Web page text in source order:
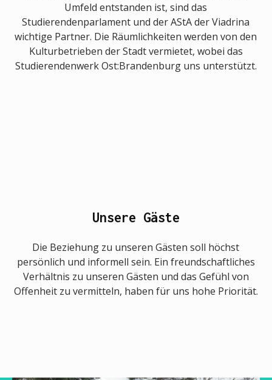
Umfeld entstanden ist, sind das
Studierendenparlament und der AStA der Viadrina
wichtige Partner. Die Räumlichkeiten werden von den
Kulturbetrieben der Stadt vermietet, wobei das
Studierendenwerk Ost:Brandenburg uns unterstützt.
Unsere Gäste
Die Beziehung zu unseren Gästen soll höchst
persönlich und informell sein. Ein freundschaftliches
Verhältnis zu unseren Gästen und das Gefühl von
Offenheit zu vermitteln, haben für uns hohe Priorität.